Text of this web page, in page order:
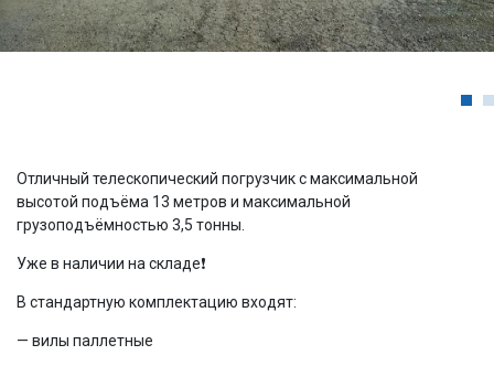
Отличный телескопический погрузчик с максимальной
высотой подъёма 13 метров и максимальной
грузоподъёмностью 3,5 тонны.
Уже в наличии на складе❗️
В стандартную комплектацию входят:
— вилы паллетные